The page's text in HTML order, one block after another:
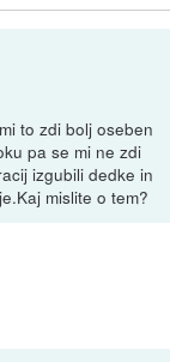
to zdi bolj oseben
pa se mi ne zdi
izgubili dedke in
mislite o tem?